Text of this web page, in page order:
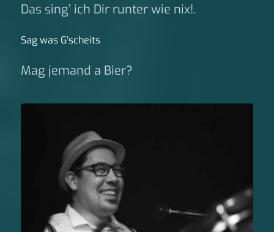
Das sing’ ich Dir runter wie nix!.
Sag was G‘scheits
Mag jemand a Bier?